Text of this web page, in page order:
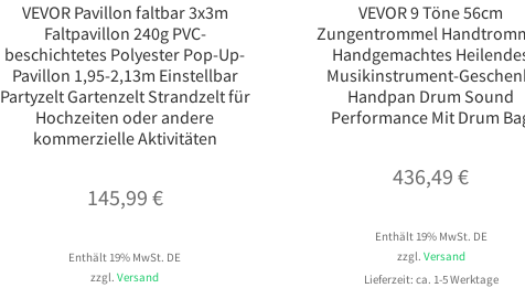
VEVOR Pavillon faltbar 3x3m
Faltpavillon 240g PVC-
beschichtetes Polyester Pop-Up-
Pavillon 1,95-2,13m Einstellbar
Partyzelt Gartenzelt Strandzelt für
Hochzeiten oder andere
kommerzielle Aktivitäten
145,99 €
Enthält 19% MwSt. DE
zzgl.Versand
VEVOR 9 Töne 56cm
Zungentrommel
Handgemachtes
Musikinstrument-
Handpan Drum Sound
Performance Mit Drum
436,49€
Enthält 19% MwSt. DE
zzgl. Versand
Lieferzeit: ca. 1-5 Werktage